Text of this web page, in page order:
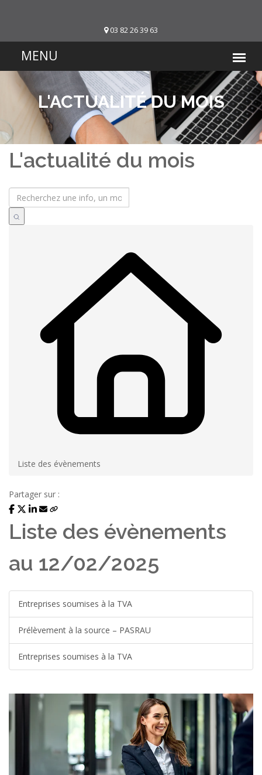
03 82 26 39 63
L'ACTUALITÉ DU MOIS
L'actualité du mois
Liste des évènements
Partager sur :
Liste des évènements
au 12/02/2025
Entreprises soumises à la TVA
Prélèvement à la source – PASRAU
Entreprises soumises à la TVA